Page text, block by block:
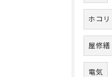
ホコリ
屋修繕
電気